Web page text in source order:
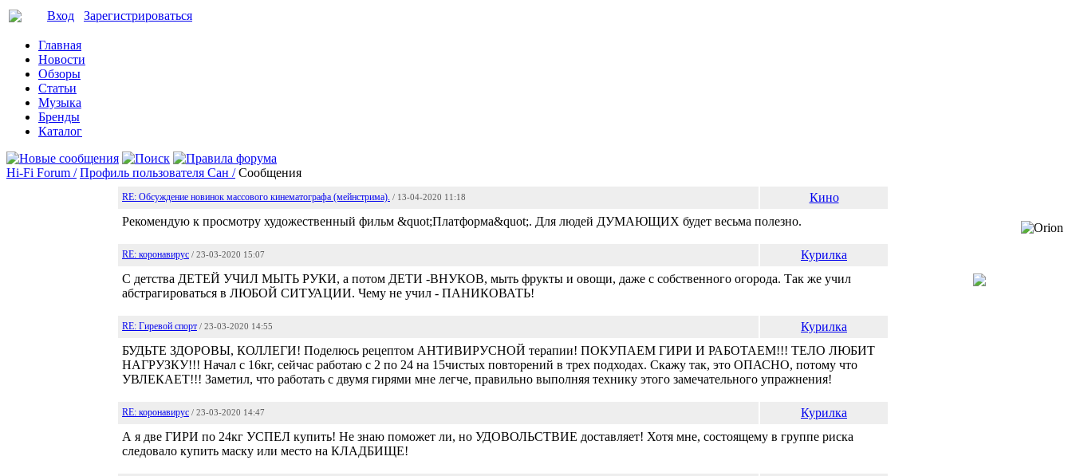
Вход Зарегистрироваться
Главная
Новости
Обзоры
Статьи
Музыка
Бренды
Каталог
Hi-Fi Forum / Профиль пользователя Сан / Сообщения
RE: Обсуждение новинок массового кинематографа (мейнстрима). / 13-04-2020 11:18
Кино
Рекомендую к просмотру художественный фильм &quot;Платформа&quot;. Для людей ДУМАЮЩИХ будет весьма полезно.
RE: коронавирус / 23-03-2020 15:07
Курилка
С детства ДЕТЕЙ УЧИЛ МЫТЬ РУКИ, а потом ДЕТИ -ВНУКОВ, мыть фрукты и овощи, даже с собственного огорода. Так же учил
абстрагироваться в ЛЮБОЙ СИТУАЦИИ. Чему не учил - ПАНИКОВАТЬ!
RE: Гиревой спорт / 23-03-2020 14:55
Курилка
БУДЬТЕ ЗДОРОВЫ, КОЛЛЕГИ! Поделюсь рецептом АНТИВИРУСНОЙ терапии! ПОКУПАЕМ ГИРИ И РАБОТАЕМ!!! ТЕЛО ЛЮБИТ
НАГРУЗКУ!!! Начал с 16кг, сейчас работаю с 2 по 24 на 15чистых повторений в трех подходах. Скажу так, это ОПАСНО, потому что
УВЛЕКАЕТ!!! Заметил, что работать с двумя гирями мне легче, правильно выполняя технику этого замечательного упражнения!
RE: коронавирус / 23-03-2020 14:47
Курилка
А я две ГИРИ по 24кг УСПЕЛ купить! Не знаю поможет ли, но УДОВОЛЬСТВИЕ доставляет! Хотя мне, состоящему в группе риска
следовало купить маску или место на КЛАДБИЩЕ!